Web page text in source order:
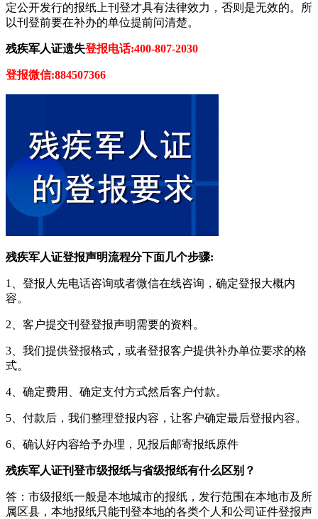
定公开发行的报纸上刊登才具有法律效力，否则是无效的。所
以刊登前要在补办的单位提前问清楚。
残疾军人证遗失登报电话:400-807-2030
登报微信:884507366
残疾军人证登报声明流程分下面几个步骤:
1、登报人先电话咨询或者微信在线咨询，确定登报大概内
容。
2、客户提交刊登登报声明需要的资料。
3、我们提供登报格式，或者登报客户提供补办单位要求的格
式。
4、确定费用、确定支付方式然后客户付款。
5、付款后，我们整理登报内容，让客户确定最后登报内容。
6、确认好内容给予办理，见报后邮寄报纸原件
残疾军人证刊登市级报纸与省级报纸有什么区别？
答：市级报纸一般是本地城市的报纸，发行范围在本地市及所
属区县，本地报纸只能刊登本地的各类个人和公司证件登报声